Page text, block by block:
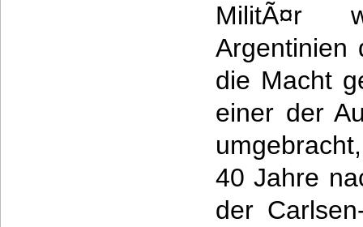
MilitÃ¤r
Argentinien
die Macht
einer der
40 Jahre
der